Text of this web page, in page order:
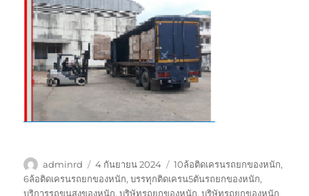
ผู้
เขียน
adminrd
เขียน
เมื่อ
4 กันยายน 2024
ป้าย
กำกับ
10ล้อติดเครนรถยกของหนัก,
6ล้อติดเครนรถยกของหนัก,บรรทุกติดเครน5ตันรถยกของหนัก,
บริการรถขนสงของหนัก,บริษัทรถยกของหนัก,บริษัทรถยกของหนัก